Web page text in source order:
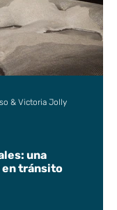
una
tránsito
& Victoria Jolly